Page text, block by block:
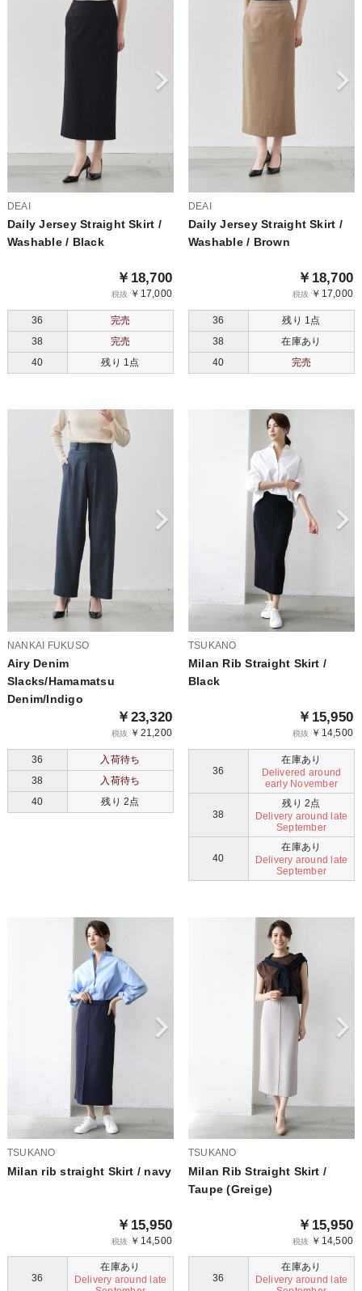
DEAI
Daily Jersey Straight Skirt /
Washable / Black
￥18,700
税抜 ￥17,000
36
完売
38
完売
40
残り 1点
DEAI
Daily Jersey Straight Skirt /
Washable / Brown
￥18,700
税抜 ￥17,000
36
残り 1点
38
在庫あり
40
完売
NANKAI FUKUSO
Airy Denim
Slacks/Hamamatsu
Denim/Indigo
￥23,320
税抜 ￥21,200
36
入荷待ち
38
入荷待ち
40
残り 2点
TSUKANO
Milan Rib Straight Skirt /
Black
￥15,950
税抜 ￥14,500
36
在庫あり
Delivered around
early November
38
残り 2点
Delivery around late
September
40
在庫あり
Delivery around late
September
TSUKANO
Milan rib straight Skirt / navy
￥15,950
税抜 ￥14,500
36
在庫あり
Delivery around late
TSUKANO
Milan Rib Straight Skirt /
Taupe (Greige)
￥15,950
税抜 ￥14,500
36
在庫あり
Delivery around late